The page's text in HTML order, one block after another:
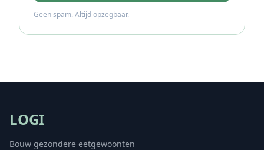
Geen spam. Altijd opzegbaar.
LOGI
Bouw gezondere eetgewoonten